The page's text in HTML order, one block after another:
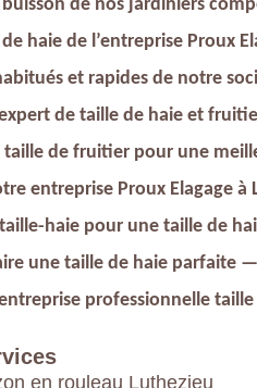
buisson de nos jardiniers
haie de l’entreprise Proux
et rapides de notre
de taille de haie et
taille de fruitier pour une
entreprise Proux Elagage à
haie pour une taille de
une taille de haie parfaite
professionnelle
en rouleau Luthezieu